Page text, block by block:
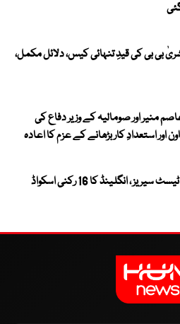
بی بی کی قیدِ تنہائی کیس، دلائل مکمل،
منیر اور صومالیہ کے وزیر دفاع کی
اور استعدادِ کار بڑھانے کے عزم کا اعادہ
پاکستان کیخلاف ٹیسٹ سیریز ، انگلینڈ کا 16 رکنی اسکواڈ